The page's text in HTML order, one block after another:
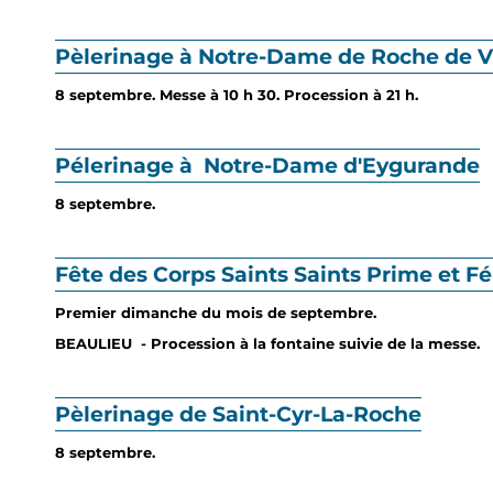
Pèlerinage à Notre-Dame de Roche de
8 septembre. Messe à 10 h 30. Procession à 21 h.
Pélerinage à Notre-Dame d'Eygurande
8 septembre.
Fête des Corps Saints Saints Prime et
Premier dimanche du mois de septembre.
BEAULIEU - Procession à la fontaine suivie de la messe.
Pèlerinage de Saint-Cyr-La-Roche
8 septembre.